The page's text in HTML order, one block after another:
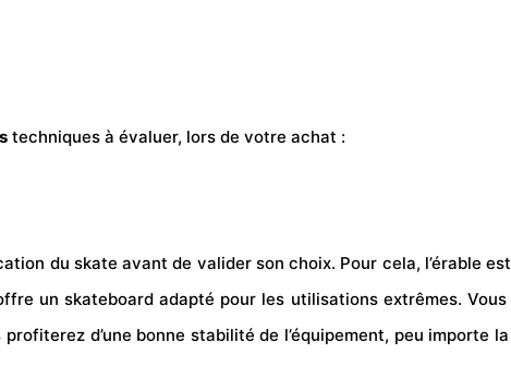
techniques à évaluer, lors de votre achat :
du skate avant de valider son choix. Pour cela, l’érable
un skateboard adapté pour les utilisations extrêmes. Vous
d’une bonne stabilité de l’équipement, peu importe